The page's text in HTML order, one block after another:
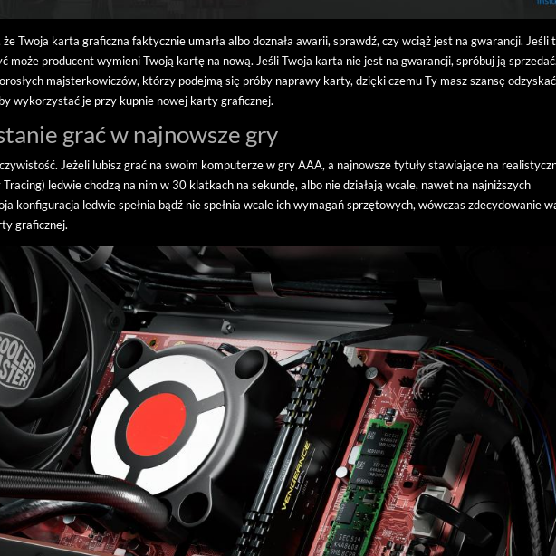
Twoja karta graficzna faktycznie umarła albo doznała awarii, sprawdź, czy wciąż jest na gwarancji. Jeśli
może producent wymieni Twoją kartę na nową. Jeśli Twoja karta nie jest na gwarancji, spróbuj ją
majsterkowiczów, którzy podejmą się próby naprawy karty, dzięki czemu Ty masz szansę odzyskać
wykorzystać je przy kupnie nowej karty graficznej.
grać w najnowsze gry
Jeżeli lubisz grać na swoim komputerze w gry AAA, a najnowsze tytuły stawiające na
ledwie chodzą na nim w 30 klatkach na sekundę, albo nie działają wcale, nawet na najniższych
konfiguracja ledwie spełnia bądź nie spełnia wcale ich wymagań sprzętowych, wówczas zdecydowanie
graficznej.